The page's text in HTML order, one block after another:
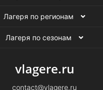
Лагеря по регионам
Лагеря по сезонам
vlagere.ru
contact@vlagere.ru